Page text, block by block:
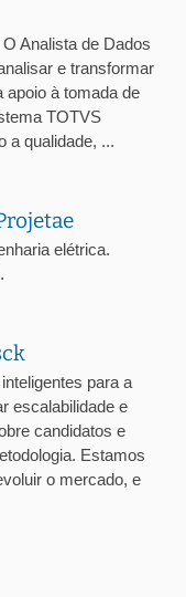
Analista de Dados
e transformar
à tomada de
TOTVS
a qualidade, ...
elétrica.
para a
escalabilidade e
candidatos e
Estamos
o mercado, e